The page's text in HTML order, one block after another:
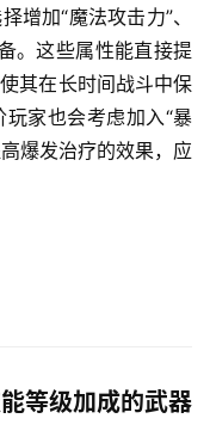
增加“魔法攻击力”、
。这些属性能直接提
其在长时间战斗中保
家也会考虑加入“暴
爆发治疗的效果，应
等级加成的武器